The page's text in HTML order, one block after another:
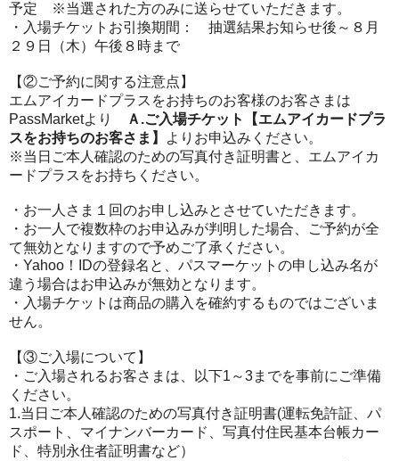
予定
※当選された方のみに送らせていただきます。
・入場チケットお引換期間：
抽選結果お知らせ後～ ８ 月
２９ 日（木）午後 ８ 時まで
【②ご予約に関する注意点 】
エムアイカードプラスをお持ちのお客様のお客さまは
PassMarketより Ａ .ご入場チケット 【エムアイ カードプラ
スをお持ちのお客さま 】 より お申込みください。
※当日ご本人確認のための写真付き証明書と、エムアイ カ
ードプラスをお持ちください。
・お一人さま１回のお申し込みとさせていただきます。
・お一人で複数枠のお申込みが判明した場合、ご予約が全
て無効となりますので予めご了承ください。
・ Yahoo ！ IDの登録名と、パスマーケットの申し込み名が
違う場合はお申込みが無効となります。
・入場チケットは商品の購入を確約するものではございま
せん。
【③ご入場について 】
・ご入場されるお客さまは、以下1 ～3までを事前にご準備
ください。
1.当日ご本人確認のための写真付き証明書(運転免許証、パ
スポート、 マイナンバーカード、 写真付住民基本台帳カー
ド、特別永住者証明書など）